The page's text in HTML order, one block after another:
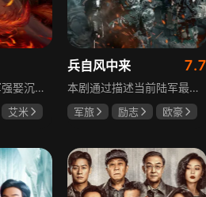
该剧讲述魔头将军强娶沉迷机关术的财迷假千金，两人从契约夫妻起步，在生死局中互扒马甲，爱意与杀意交织共生。过程中他们揭露朝堂阴谋，破解生死乱局，最终共同守护家国太平，融合了权谋、爱情、冒险等多重元素，情节跌宕起伏。
艾米
兵自风中来 7.7
本剧通过描述当前陆军最具新型作战特色的特战、空突、侦察、信息等代表性兵种的官兵练兵备战，在历次实战演习中磨砺意志技能、逐渐形成新质作战能力等故事，反映了某集团军党委坚决落实习主席新时代强军思想，着眼打造一流陆军，谋划转型，大力推进战斗力建设的历史担当，浓缩了陆军官兵改革面前备战打仗矢志强军的铁血追求、展现了新时代陆军官兵积极投身军队转型的全新风貌，是一部融合备战打仗、青春成长励志、英雄主义传承，同时将军人荣誉、使命、爱情熔为一炉的军事题材正能量大剧。
军旅 励志
欧豪